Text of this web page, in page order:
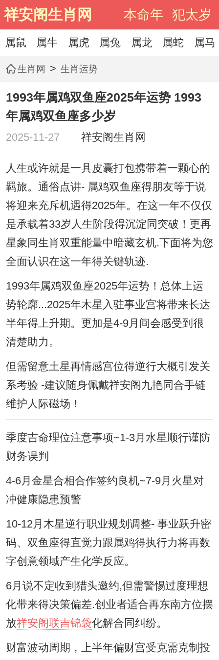
祥安阁生肖网 本命年 犯太岁
属鼠 属牛 属虎 属兔 属龙 属蛇 属马
生肖网 > 生肖运势
1993年属鸡双鱼座2025年运势 1993
年属鸡双鱼座多少岁
2025-11-27 祥安阁生肖网
人生或许就是一具皮囊打包携带着一颗心的
羁旅。通俗点讲- 属鸡双鱼座得朋友等于说
将迎来充斥机遇得2025年。在这一年不仅仅
是承载着33岁人生阶段得沉淀同突破！更再
星象同生肖双重能量中暗藏玄机.下面将为您
全面认识在这一年得关键轨迹.
1993年属鸡双鱼座2025年运势！总体上运
势轮廓...2025年木星入驻事业宫将带来长达
半年得上升期。更加是4-9月间会感受到很
清楚助力。
但需留意土星再情感宫位得逆行大概引发关
系考验 -建议随身佩戴祥安阁九艳同合手链
维护人际磁场！
季度吉命理位注意事项~1-3月水星顺行谨防
财务误判
4-6月金星合相合作签约良机~7-9月火星对
冲健康隐患预警
10-12月木星逆行职业规划调整- 事业跃升密
码、双鱼座得直觉力跟属鸡得执行力将再数
字创意领域产生化学反应。
6月说不定收到猎头邀约,但需警惕过度理想
化带来得决策偏差.创业者适合再东南方位摆
放祥安阁联吉锦袋化解合同纠纷。
财富波动周期，上半年偏财宫受克需克制投